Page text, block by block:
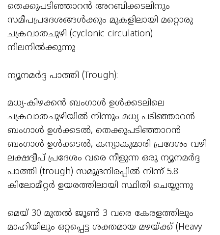
തെക്കുപടിഞ്ഞാറൻ അറബിക്കടലിനും
സമീപപ്രദേശങ്ങൾക്കും മുകളിലായി മറ്റൊരു
ചക്രവാതചുഴി (cyclonic circulation)
നിലനിൽക്കുന്നു
ന്യൂനമർദ്ദ പാത്തി (Trough):
മധ്യ-കിഴക്കൻ ബംഗാൾ ഉൾക്കടലിലെ
ചക്രവാതചുഴിയിൽ നിന്നും മധ്യ-പടിഞ്ഞാറൻ
ബംഗാൾ ഉൾക്കടൽ, തെക്കുപടിഞ്ഞാറൻ
ബംഗാൾ ഉൾക്കടൽ, കന്യാകുമാരി പ്രദേശം വഴി
ലക്ഷദ്വീപ് പ്രദേശം വരെ നീളുന്ന ഒരു ന്യൂനമർദ്ദ
പാത്തി (trough) സമുദ്രനിരപ്പിൽ നിന്ന് 5.8
കിലോമീറ്റർ ഉയരത്തിലായി സ്ഥിതി ചെയ്യുന്നു
മെയ് 30 മുതൽ ജൂൺ 3 വരെ കേരളത്തിലും
മാഹിയിലും ഒറ്റപ്പെട്ട ശക്തമായ മഴയ്ക്ക് (Heavy